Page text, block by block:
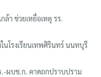
ล้า ช่วยเหยื่อเหตุ รร.
นโรงเรียนเทพศิรินทร์ นนทบุรี
ผบช.ก. คาดถกปราบปราม